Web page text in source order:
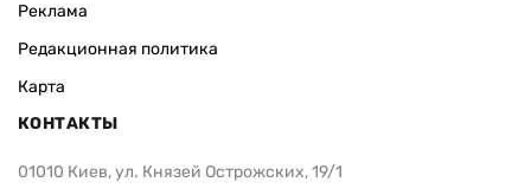
Реклама
Редакционная политика
Карта
КОНТАКТЫ
01010 Киев, ул. Князей Острожских, 19/1